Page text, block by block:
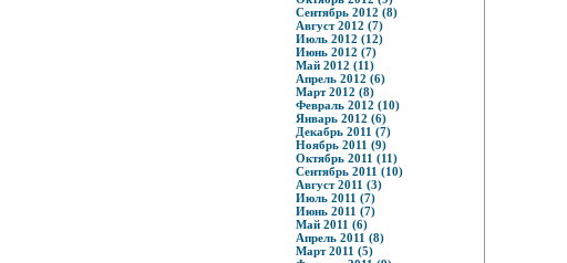
Сентябрь 2012 (8)
Август 2012 (7)
Июль 2012 (12)
Июнь 2012 (7)
Май 2012 (11)
Апрель 2012 (6)
Март 2012 (8)
Февраль 2012 (10)
Январь 2012 (6)
Декабрь 2011 (7)
Ноябрь 2011 (9)
Октябрь 2011 (11)
Сентябрь 2011 (10)
Август 2011 (3)
Июль 2011 (7)
Июнь 2011 (7)
Май 2011 (6)
Апрель 2011 (8)
Март 2011 (5)